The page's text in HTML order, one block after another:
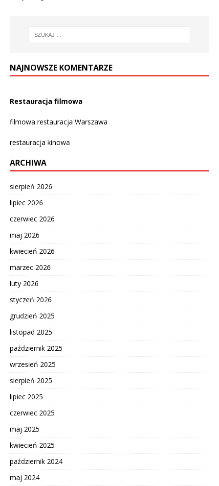
NAJNOWSZE KOMENTARZE
Restauracja filmowa
filmowa restauracja Warszawa
restauracja kinowa
ARCHIWA
sierpień 2026
lipiec 2026
czerwiec 2026
maj 2026
kwiecień 2026
marzec 2026
luty 2026
styczeń 2026
grudzień 2025
listopad 2025
październik 2025
wrzesień 2025
sierpień 2025
lipiec 2025
czerwiec 2025
maj 2025
kwiecień 2025
październik 2024
maj 2024